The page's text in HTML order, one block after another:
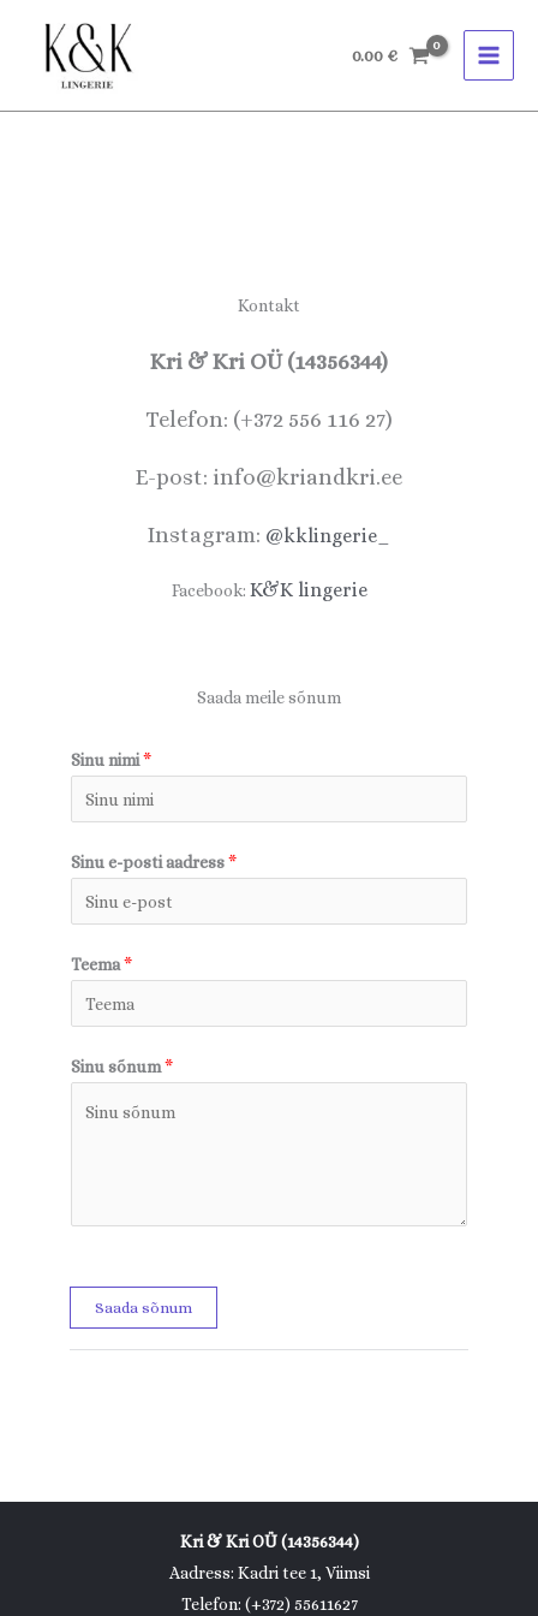
content
0.00 €
Kontakt
Kri & Kri OÜ (14356344)
Telefon: (+372 556 116 27)
E-post: info@kriandkri.ee
Instagram: @kklingerie_
Facebook: K&K lingerie
Saada meile sõnum
Sinu nimi*
Sinu e-posti aadress*
Teema*
Sinu sõnum*
Saada sõnum
Kri & Kri OÜ (14356344)
Aadress: Kadri tee 1, Viimsi
Telefon: (+372) 55611627